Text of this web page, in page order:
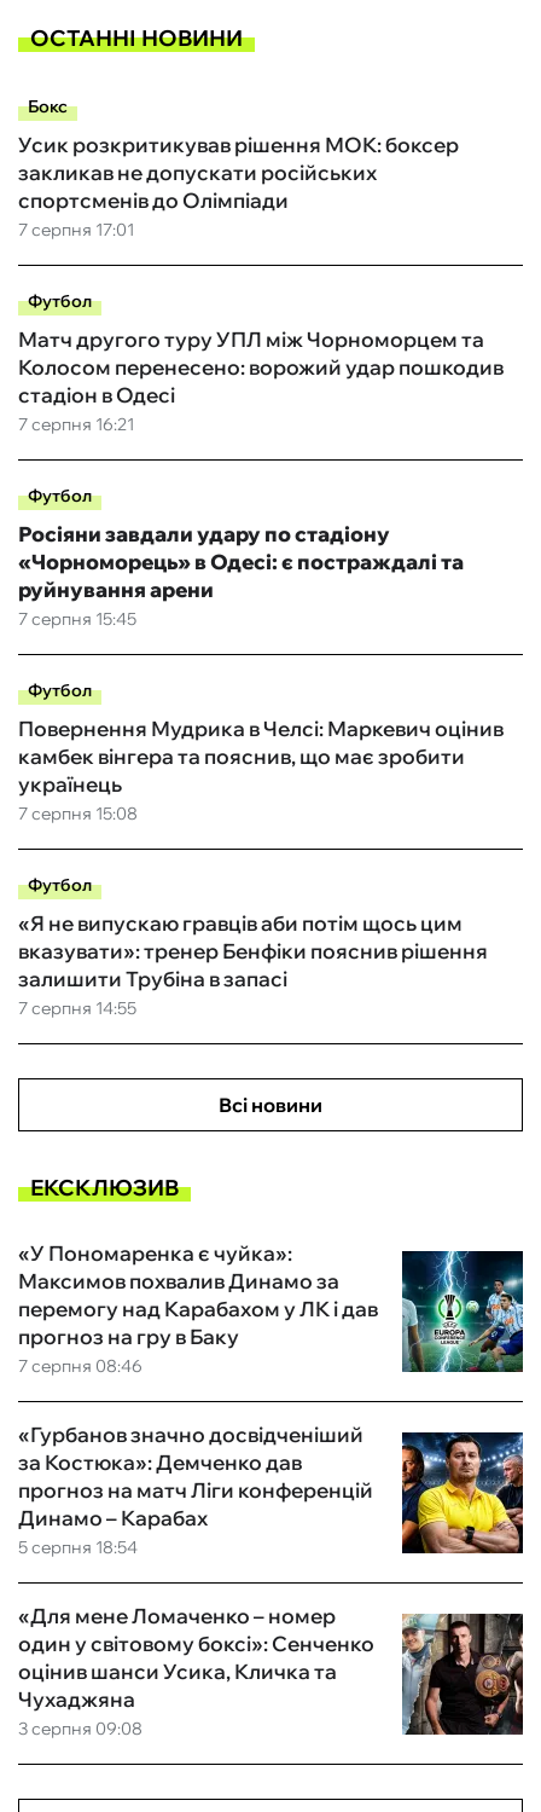
ОСТАННІ НОВИНИ
Бокс
7 серпня 17:01
Усик розкритикував рішення МОК: боксер
закликав не допускати російських
спортсменів до Олімпіади
Футбол
7 серпня 16:21
Матч другого туру УПЛ між Чорноморцем та
Колосом перенесено: ворожий удар пошкодив
стадіон в Одесі
Футбол
7 серпня 15:45
Росіяни завдали удару по стадіону
«Чорноморець» в Одесі: є постраждалі та
руйнування арени
Футбол
7 серпня 15:08
Повернення Мудрика в Челсі: Маркевич оцінив
камбек вінгера та пояснив, що має зробити
українець
Футбол
7 серпня 14:55
«Я не випускаю гравців аби потім щось цим
вказувати»: тренер Бенфіки пояснив рішення
залишити Трубіна в запасі
Всі новини
ЕКСКЛЮЗИВ
7 серпня 08:46
«У Пономаренка є чуйка»:
Максимов похвалив Динамо за
перемогу над Карабахом у ЛК і дав
прогноз на гру в Баку
5 серпня 18:54
«Гурбанов значно досвідченіший
за Костюка»: Демченко дав
прогноз на матч Ліги конференцій
Динамо – Карабах
3 серпня 09:08
«Для мене Ломаченко – номер
один у світовому боксі»: Сенченко
оцінив шанси Усика, Кличка та
Чухаджяна